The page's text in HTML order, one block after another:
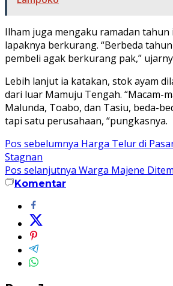
Ilham juga mengaku ramadan tahun
lapaknya berkurang. “Berbeda
pembeli agak berkurang pak,”
Lebih lanjut ia katakan, stok ayam
dari luar Mamuju Tengah. “Macam-
Malunda, Toabo, dan Tasiu, beda-
tapi satu perusahaan, “pungkasnya.
Navigasi
pos
Pos sebelumnya Harga Telur di
Stagnan
Pos selanjutnya Warga Majene
Komentar